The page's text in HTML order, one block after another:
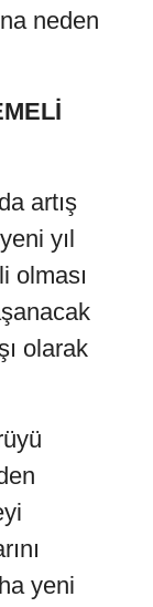
neden
artış
yıl
olması
olarak
yeni